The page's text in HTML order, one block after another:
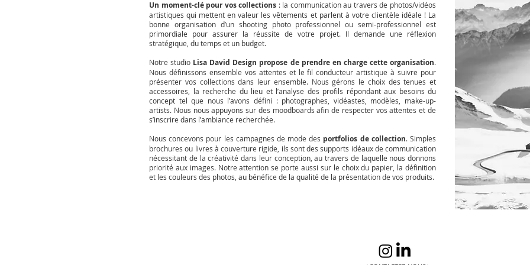
Un moment-clé pour vos collections : la communication au travers de photos/vidéos
artistiques qui mettent en valeur les vêtements et parlent à votre clientèle idéale ! La
bonne organisation d’un shooting photo professionnel ou semi-professionnel est
primordiale pour assurer la réussite de votre projet. Il demande une réflexion
stratégique, du temps et un budget.
Notre studio Lisa David Design propose de prendre en charge cette organisation.
Nous définissons ensemble vos attentes et le fil conducteur artistique à suivre pour
présenter vos collections dans leur ensemble. Nous gérons le choix des tenues et
accessoires, la recherche du lieu et l’analyse des profils répondant aux besoins du
concept tel que nous l’avons défini : photographes, vidéastes, modèles, make-up-
artists. Nous nous appuyons sur des moodboards afin de respecter vos attentes et de
s’inscrire dans l’ambiance recherchée.
Nous concevons pour les campagnes de mode des portfolios de collection. Simples
brochures ou livres à couverture rigide, ils sont des supports idéaux de communication
nécessitant de la créativité dans leur conception, au travers de laquelle nous donnons
priorité aux images. Notre attention se porte aussi sur le choix du papier, la définition
et les couleurs des photos, au bénéfice de la qualité de la présentation de vos produits.